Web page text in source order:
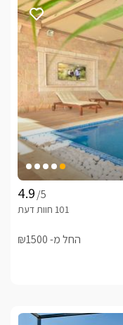
/5
החל מ- ₪1500